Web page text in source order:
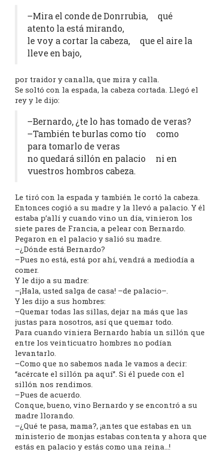
–Mira el conde de Donrrubia, qué
atento la está mirando,
le voy a cortar la cabeza, que el aire la
lleve en bajo,
por traidor y canalla, que mira y calla.
Se soltó con la espada, la cabeza cortada. Llegó el
rey y le dijo:
–Bernardo, ¿te lo has tomado de veras?
–También te burlas como tío como
para tomarlo de veras
no quedará sillón en palacio ni en
vuestros hombros cabeza.
Le tiró con la espada y también le cortó la cabeza.
Entonces cogió a su madre y la llevó a palacio. Y él
estaba p’allí y cuando vino un día, vinieron los
siete pares de Francia, a pelear con Bernardo.
Pegaron en el palacio y salió su madre.
–¿Dónde está Bernardo?
–Pues no está, está por ahí, vendrá a mediodía a
comer.
Y le dijo a su madre:
–¡Hala, usted salga de casa! –de palacio–.
Y les dijo a sus hombres:
–Quemar todas las sillas, dejar na más que las
justas para nosotros, así que quemar todo.
Para cuando viniera Bernardo había un sillón que
entre los veinticuatro hombres no podían
levantarlo.
–Como que no sabemos nada le vamos a decir:
“acércate el sillón pa aquí”. Si él puede con el
sillón nos rendimos.
–Pues de acuerdo.
Conque, bueno, vino Bernardo y se encontró a su
madre llorando.
–¿Qué te pasa, mama?, ¡antes que estabas en un
ministerio de monjas estabas contenta y ahora que
estás en palacio y estás como una reina…!